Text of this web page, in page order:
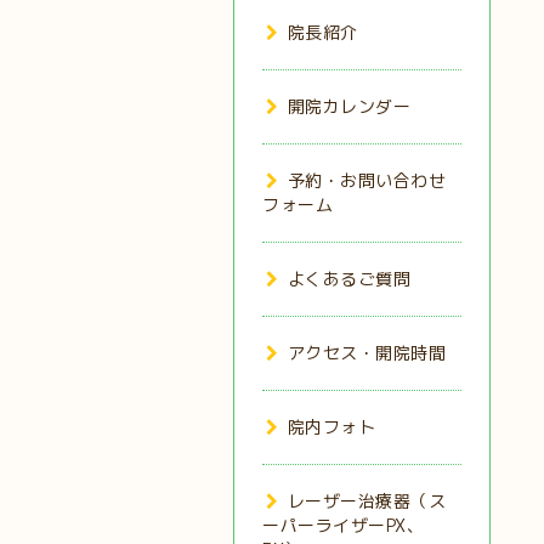
院長紹介
開院カレンダー
予約・お問い合わせ
フォーム
よくあるご質問
アクセス・開院時間
院内フォト
レーザー治療器（ス
ーパーライザーPX、